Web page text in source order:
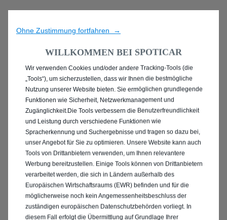
ENTDECKEN SIE ALLE
MIT BENZIN / MILD-
HYBRID ANTRIEB IN
NORDERSTEDT
Ohne Zustimmung fortfahren →
WILLKOMMEN BEI SPOTICAR
Wir verwenden Cookies und/oder andere Tracking-Tools (die
„Tools“), um sicherzustellen, dass wir Ihnen die bestmögliche
Nutzung unserer Website bieten. Sie ermöglichen grundlegende
Funktionen wie Sicherheit, Netzwerkmanagement und
Zugänglichkeit.Die Tools verbessern die Benutzerfreundlichkeit
und Leistung durch verschiedene Funktionen wie
Spracherkennung und Suchergebnisse und tragen so dazu bei,
unser Angebot für Sie zu optimieren. Unsere Website kann auch
Tools von Drittanbietern verwenden, um Ihnen relevantere
Werbung bereitzustellen. Einige Tools können von Drittanbietern
verarbeitet werden, die sich in Ländern außerhalb des
Europäischen Wirtschaftsraums (EWR) befinden und für die
möglicherweise noch kein Angemessenheitsbeschluss der
zuständigen europäischen Datenschutzbehörden vorliegt. In
diesem Fall erfolgt die Übermittlung auf Grundlage Ihrer